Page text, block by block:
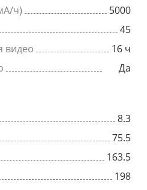
ч)
5000
45
видео
16 ч
Да
8.3
75.5
163.5
198